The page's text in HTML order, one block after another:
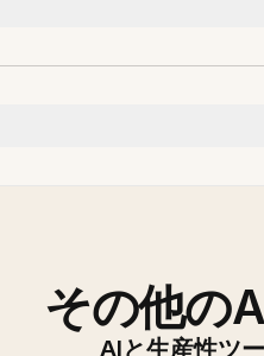
その他の
AIと生産性ツ